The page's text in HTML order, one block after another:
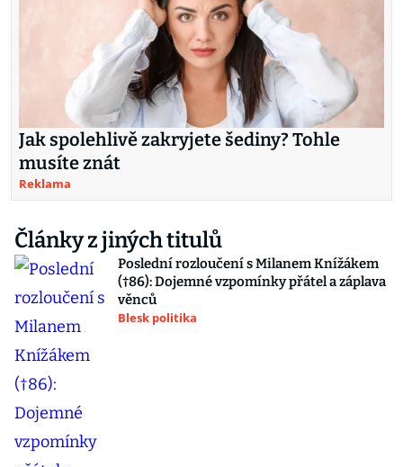
Jak spolehlivě zakryjete šediny? Tohle
musíte znát
Reklama
Články z jiných titulů
Poslední rozloučení s Milanem Knížákem
(†86): Dojemné vzpomínky přátel a záplava
věnců
Blesk politika